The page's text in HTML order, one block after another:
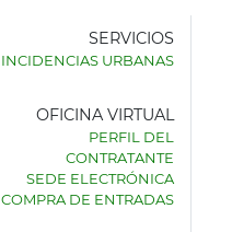
SERVICIOS
INCIDENCIAS URBANAS
OFICINA VIRTUAL
PERFIL DEL
CONTRATANTE
SEDE ELECTRÓNICA
COMPRA DE ENTRADAS